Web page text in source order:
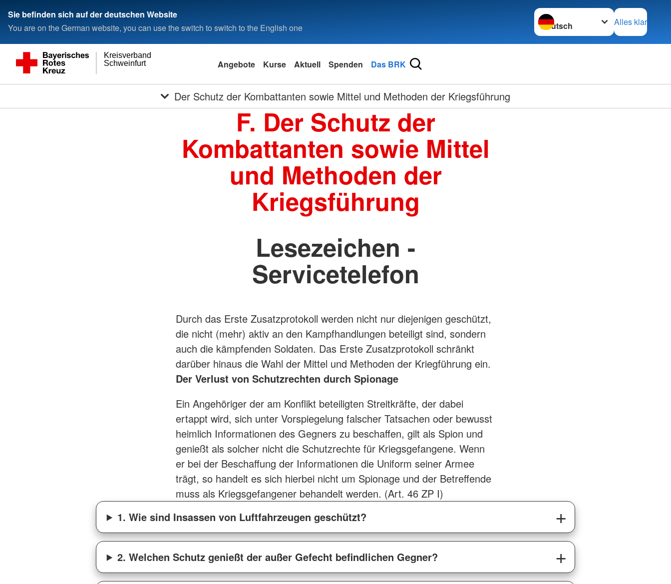
Sie befinden sich auf der deutschen Website
You are on the German website, you can use the switch to switch to the English one
Sprache wechseln zu
Alles klar
Schweinfurt
Kreisverband
Angebote Kurse Aktuell Spenden Das BRK
Der Schutz der Kombattanten sowie Mittel und Methoden der Kriegsführung
F. Der Schutz der
Kombattanten sowie Mittel
und Methoden der
Kriegsführung
Lesezeichen -
Servicetelefon
Durch das Erste Zusatzprotokoll werden nicht nur diejenigen geschützt,
die nicht (mehr) aktiv an den Kampfhandlungen beteiligt sind, sondern
auch die kämpfenden Soldaten. Das Erste Zusatzprotokoll schränkt
darüber hinaus die Wahl der Mittel und Methoden der Kriegführung ein.
Der Verlust von Schutzrechten durch Spionage
Ein Angehöriger der am Konflikt beteiligten Streitkräfte, der dabei
ertappt wird, sich unter Vorspiegelung falscher Tatsachen oder bewusst
heimlich Informationen des Gegners zu beschaffen, gilt als Spion und
genießt als solcher nicht die Schutzrechte für Kriegsgefangene. Wenn
er bei der Beschaffung der Informationen die Uniform seiner Armee
trägt, so handelt es sich hierbei nicht um Spionage und der Betreffende
muss als Kriegsgefangener behandelt werden. (Art. 46 ZP I)
1. Wie sind Insassen von Luftfahrzeugen geschützt?
2. Welchen Schutz genießt der außer Gefecht befindlichen Gegner?